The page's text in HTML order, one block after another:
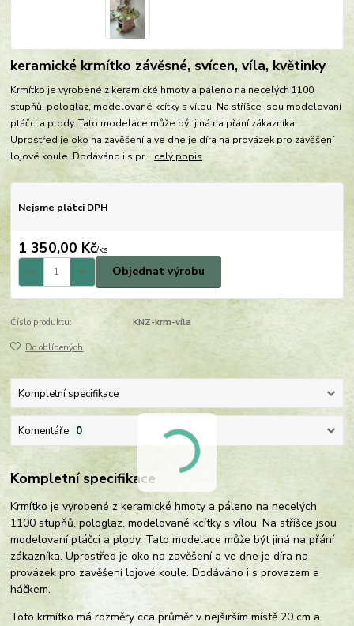
keramické krmítko závěsné, svícen, víla, květinky
Krmítko je vyrobené z keramické hmoty a páleno na necelých 1100
stupňů, pologlaz, modelované kcítky s vílou. Na stříšce jsou modelovaní
ptáčci a plody. Tato modelace může být jiná na přání zákazníka.
Uprostřed je oko na zavěšení a ve dne je díra na provázek pro zavěšení
lojové koule. Dodáváno i s pr... celý popis
Nejsme plátci DPH
1 350,00 Kč/ks
Objednat výrobu
Číslo produktu: KNZ-krm-víla
Do oblíbených
Kompletní specifikace
Komentáře 0
Kompletní specifikace
Krmítko je vyrobené z keramické hmoty a páleno na necelých
1100 stupňů, pologlaz, modelované kcítky s vílou. Na stříšce jsou
modelovaní ptáčci a plody. Tato modelace může být jiná na přání
zákazníka. Uprostřed je oko na zavěšení a ve dne je díra na
provázek pro zavěšení lojové koule. Dodáváno i s provazem a
háčkem.
Toto krmítko má rozměry cca průměr v nejširším místě 20 cm a